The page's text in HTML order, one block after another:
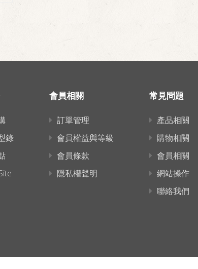
錄
會員相關
訂單管理
會員權益與等級
會員條款
隱私權聲明
常見問題
產品相關
購物相關
會員相關
網站操作
聯絡我們